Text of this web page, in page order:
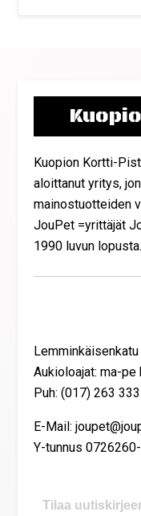
Kuopion Kortti-
aloittanut yritys,
mainostuotteiden
JouPet =yrittäjät
1990 luvun lopusta.
Aukioloajat: ma-
Puh: (017) 263
E-Mail:
Y-tunnus
Tilaa